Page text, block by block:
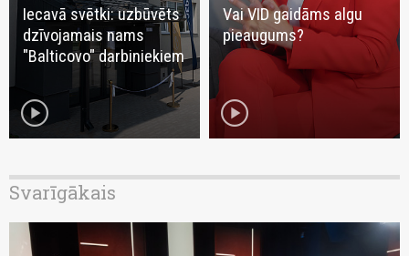
Iecavā svētki: uzbūvēts
dzīvojamais nams
"Balticovo" darbiniekiem
play_circle
Vai VID gaidāms algu
pieaugums?
play_circle
Svarīgākais